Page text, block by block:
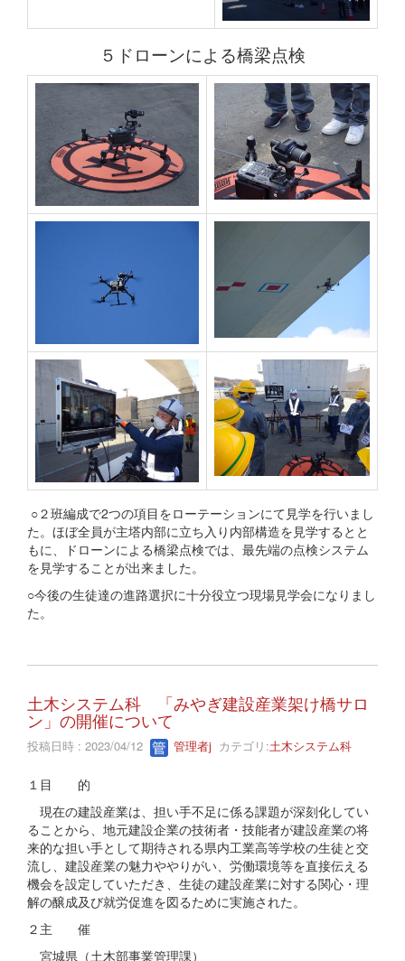
５ドローンによる橋梁点検
○２班編成で2つの項目をローテーションにて見学を行いまし
た。ほぼ全員が主塔内部に立ち入り内部構造を見学するとと
もに、ドローンによる橋梁点検では、最先端の点検システム
を見学することが出来ました。
○今後の生徒達の進路選択に十分役立つ現場見学会になりまし
た。
土木システム科 「みやぎ建設産業架け橋サロ
ン」の開催について
投稿日時 : 2023/04/12 管理者j カテゴリ:土木システム科
１目 的
現在の建設産業は、担い手不足に係る課題が深刻化してい
ることから、地元建設企業の技術者・技能者が建設産業の将
来的な担い手として期待される県内工業高等学校の生徒と交
流し、建設産業の魅力ややりがい、労働環境等を直接伝える
機会を設定していただき、生徒の建設産業に対する関心・理
解の醸成及び就労促進を図るために実施された。
２主 催
宮城県（土木部事業管理課）